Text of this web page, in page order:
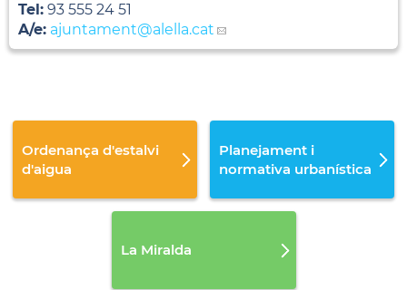
Tel: 93 555 24 51
A/e: ajuntament@alella.cat
Ordenança d'estalvi
d'aigua
Planejament i
normativa urbanística
La Miralda